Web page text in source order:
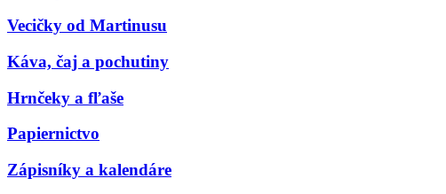
Vecičky od Martinusu
Káva, čaj a pochutiny
Hrnčeky a fľaše
Papiernictvo
Zápisníky a kalendáre